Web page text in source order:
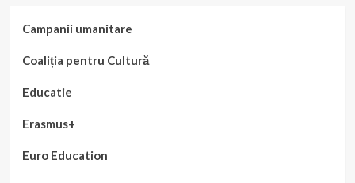
Campanii umanitare
Coaliția pentru Cultură
Educatie
Erasmus+
Euro Education